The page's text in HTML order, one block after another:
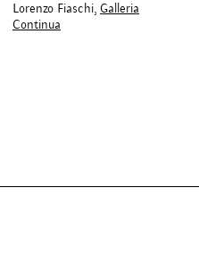
Lorenzo Fiaschi, Galleria
Continua